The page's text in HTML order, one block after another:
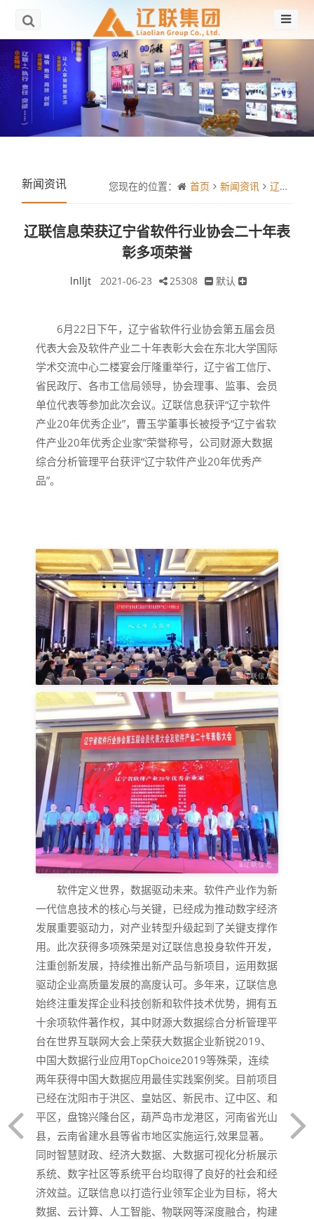
您现在的位置： 首页 新闻资讯 辽联信息荣获辽宁省软件行业协会二十年表彰多项荣誉
新闻资讯
辽联信息荣获辽宁省软件行业协会二十年表
彰多项荣誉
lnlljt 2021-06-23 25308 默认
6月22日下午，辽宁省软件行业协会第五届会员
代表大会及软件产业二十年表彰大会在东北大学国际
学术交流中心二楼宴会厅隆重举行，辽宁省工信厅、
省民政厅、各市工信局领导，协会理事、监事、会员
单位代表等参加此次会议。辽联信息获评“辽宁软件
产业20年优秀企业”，曹玉学董事长被授予“辽宁省软
件产业20年优秀企业家”荣誉称号，公司财源大数据
综合分析管理平台获评“辽宁软件产业20年优秀产
品”。
软件定义世界，数据驱动未来。软件产业作为新
一代信息技术的核心与关键，已经成为推动数字经济
发展重要驱动力，对产业转型升级起到了关键支撑作
用。此次获得多项殊荣是对辽联信息投身软件开发，
注重创新发展，持续推出新产品与新项目，运用数据
驱动企业高质量发展的高度认可。多年来，辽联信息
始终注重发挥企业科技创新和软件技术优势，拥有五
十余项软件著作权，其中财源大数据综合分析管理平
台在世界互联网大会上荣获大数据企业新锐2019、
中国大数据行业应用TopChoice2019等殊荣，连续
两年获得中国大数据应用最佳实践案例奖。目前项目
已经在沈阳市于洪区、皇姑区、新民市、辽中区、和
平区，盘锦兴隆台区，葫芦岛市龙港区，河南省光山
县，云南省建水县等省市地区实施运行,效果显著。
同时智慧财政、经济大数据、大数据可视化分析展示
系统、数字社区等系统平台均取得了良好的社会和经
济效益。辽联信息以打造行业领军企业为目标，将大
数据、云计算、人工智能、物联网等深度融合，构建